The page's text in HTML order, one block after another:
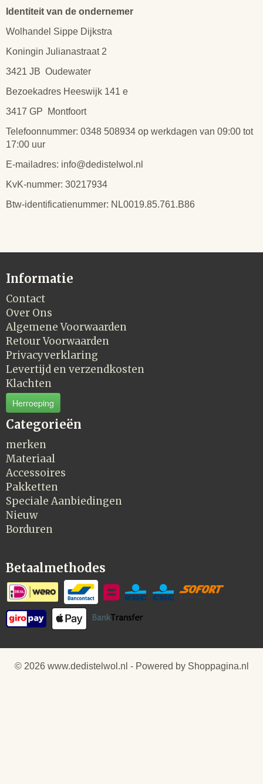
Identiteit van de ondernemer
Wolhandel Sippe Dijkstra
Koningin Julianastraat 2
3421 JB Oudewater
Bezoekadres Heeswijk 141 e
3417 GP Montfoort
Telefoonnummer: 0348 508934 op werkdagen van 09:00 tot
17:00 uur
E-mailadres: info@dedistelwol.nl
KvK-nummer: 30217934
Btw-identificatienummer: NL0019.85.761.B86
Informatie
Contact
Over Ons
Algemene Voorwaarden
Retour Voorwaarden
Privacyverklaring
Levertijd en verzendkosten
Klachten
Herroeping
Categorieën
merken
Materiaal
Accessoires
Pakketten
Speciale Aanbiedingen
Nieuw
Borduren
Betaalmethodes
© 2026 www.dedistelwol.nl - Powered by Shoppagina.nl